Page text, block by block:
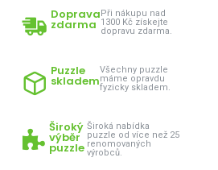
Doprava
zdarma
Při nákupu nad
1300 Kč získejte
dopravu zdarma.
Puzzle
skladem
Všechny puzzle
máme opravdu
fyzicky skladem.
Široký
výběr
puzzle
Široká nabídka
puzzle od více než 25
renomovaných
výrobců.